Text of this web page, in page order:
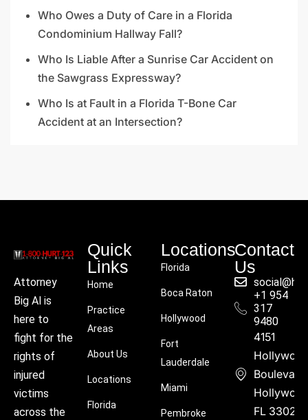
Who Owes a Duty of Care in a Florida
Condominium Hallway Fall?
Who Is Liable After a Sunrise Car Accident on
the Sawgrass Expressway?
Who Is at Fault in a Florida T-Bone Car
Accident at an Intersection?
Attorney
Big Al is
here to
fight for the
rights of
injured
victims
across the
Quick
Links
Home
Practice
Areas
About Us
Locations
Florida
Locations
Florida
Boca Raton
Hollywood
Fort
Lauderdale
Miami
Pembroke
Contact
Us
+1 954
317
9480
4151
Boulevard,
FL 33021